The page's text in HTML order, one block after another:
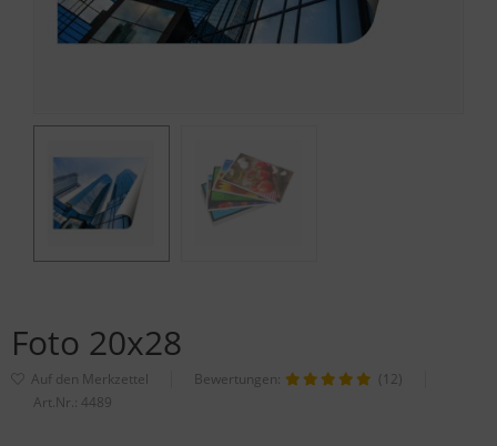
Foto 20x28
Bewertungen:
(12)
Art.Nr.: 4489